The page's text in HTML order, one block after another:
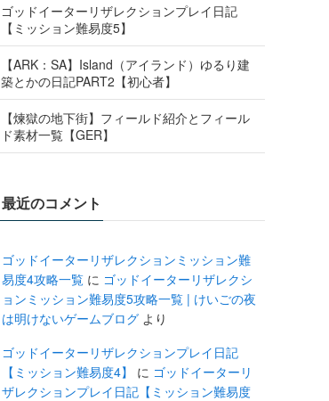
ゴッドイーターリザレクションプレイ日記
【ミッション難易度5】
【ARK：SA】Island（アイランド）ゆるり建
築とかの日記PART2【初心者】
【煉獄の地下街】フィールド紹介とフィール
ド素材一覧【GER】
最近のコメント
ゴッドイーターリザレクションミッション難
易度4攻略一覧 に ゴッドイーターリザレクシ
ョンミッション難易度5攻略一覧 | けいごの夜
は明けないゲームブログ より
ゴッドイーターリザレクションプレイ日記
【ミッション難易度4】
に ゴッドイーターリ
ザレクションプレイ日記【ミッション難易度